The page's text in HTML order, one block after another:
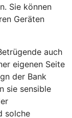
Sie können
Geräten
auch
eigenen Seite
der Bank
sie sensible
solche